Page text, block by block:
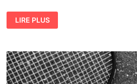
LE
BADMINTON,
UN
POUR
LE
CORPS
ET
L’ESPRIT
LIRE PLUS